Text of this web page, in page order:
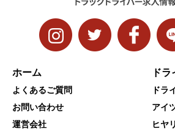
ホーム
よくあるご質問
お問い合わせ
運営会社
ド
ドラ
アイ
ヒヤ